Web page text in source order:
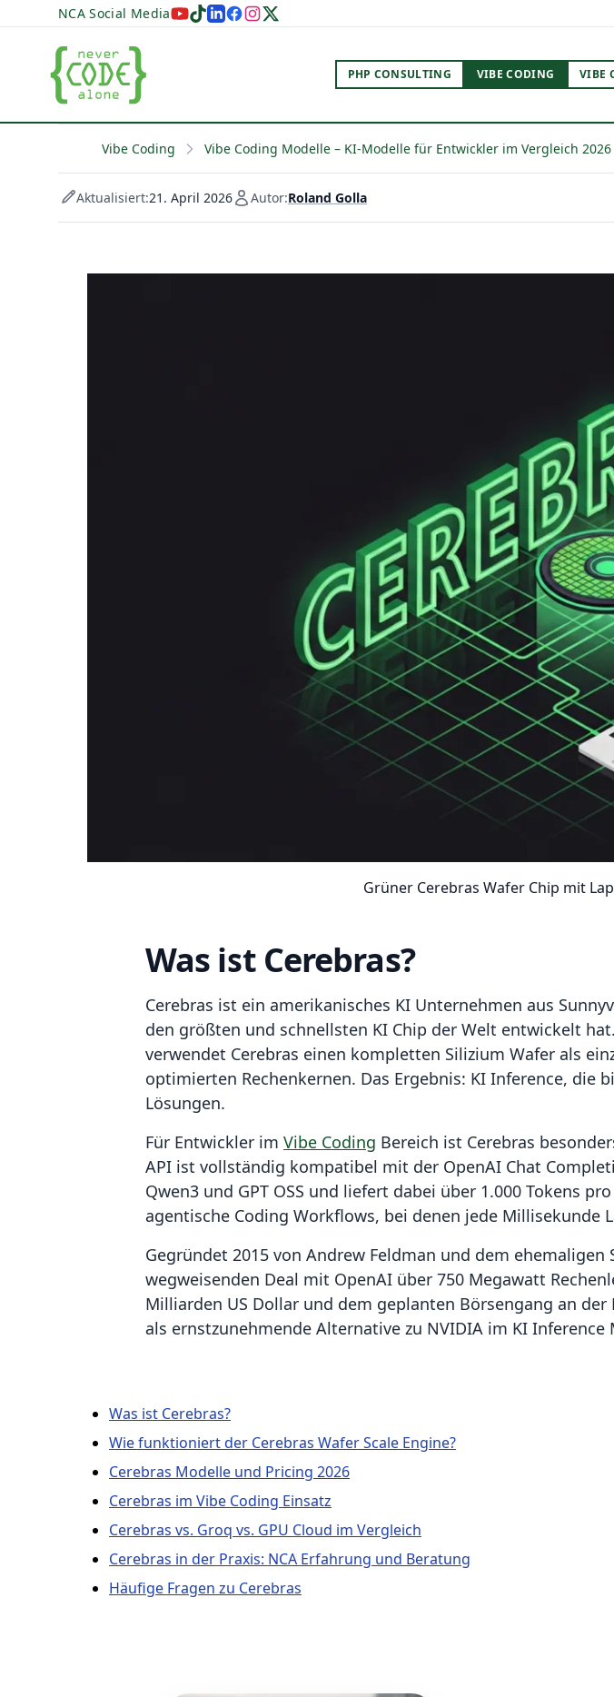
NCA Social Media
PHP CONSULTING VIBE CODING VIBE
Vibe Coding Vibe Coding Modelle – KI-Modelle für Entwickler im Vergleich 2026
Aktualisiert:21. April 2026 Autor:Roland Golla
Grüner Cerebras Wafer Chip mit
Was ist Cerebras?
Cerebras ist ein amerikanisches KI Unternehmen aus
den größten und schnellsten KI Chip der Welt entwickelt
verwendet Cerebras einen kompletten Silizium Wafer als
optimierten Rechenkernen. Das Ergebnis: KI Inference, die
Lösungen.
Für Entwickler im Vibe Coding Bereich ist Cerebras
API ist vollständig kompatibel mit der OpenAI Chat
Qwen3 und GPT OSS und liefert dabei über 1.000 Tokens
agentische Coding Workflows, bei denen jede Millisekunde
Gegründet 2015 von Andrew Feldman und dem ehemaligen
wegweisenden Deal mit OpenAI über 750 Megawatt
Milliarden US Dollar und dem geplanten Börsengang an
als ernstzunehmende Alternative zu NVIDIA im KI Inference
Was ist Cerebras?
Wie funktioniert der Cerebras Wafer Scale Engine?
Cerebras Modelle und Pricing 2026
Cerebras im Vibe Coding Einsatz
Cerebras vs. Groq vs. GPU Cloud im Vergleich
Cerebras in der Praxis: NCA Erfahrung und Beratung
Häufige Fragen zu Cerebras